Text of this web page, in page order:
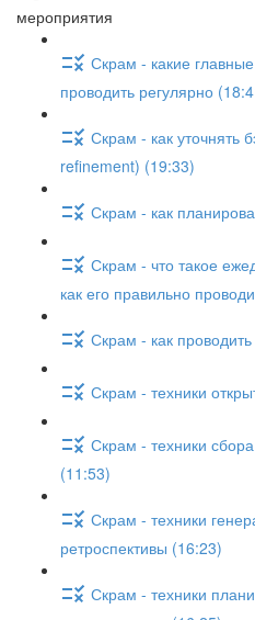
мероприятия
Скрам - какие
проводить регулярно
Скрам - как уточнять
refinement) (19:33)
Скрам - как
Скрам - что такое
как его правильно
Скрам - как
Скрам - техники
Скрам - техники
(11:53)
Скрам - техники
ретроспективы (16:23)
Скрам - техники